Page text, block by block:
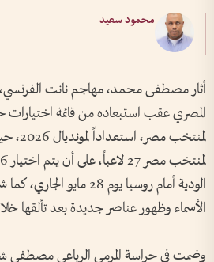
محمود سعيد
أثار مصطفى محمد، مهاجم نانت
المصري عقب استبعاده من قائمة اختيارات
لمنتخب
الودية أمام روسيا يوم 28
الأسماء وظهور عناصر جديدة بعد تألقها
وضمت في حراسة المرمى الرباعي مصطفى